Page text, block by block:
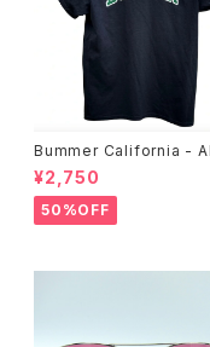
Bummer California -
T-SHIRT,black
¥2,750
50%OFF